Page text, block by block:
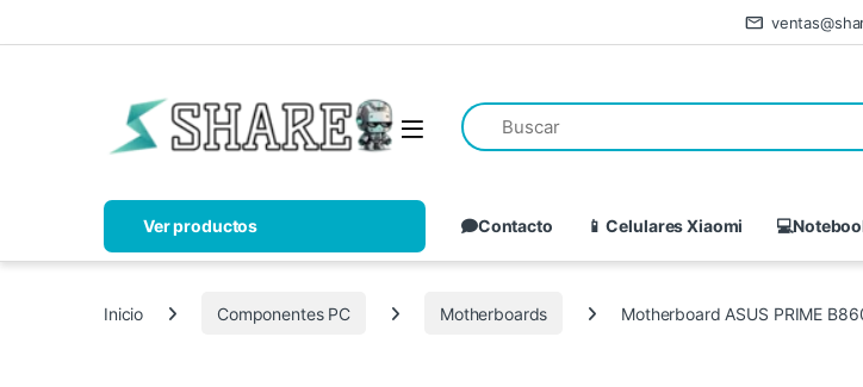
Ver productos Contacto 📱 Celulares Xiaomi
Inicio Componentes PC Motherboards Motherboard ASUS PRIME